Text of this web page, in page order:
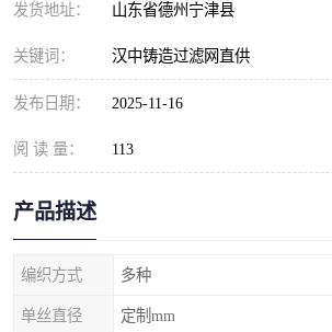
发货地址： 山东省德州宁津县
关键词： 汉中铸造过滤网直供
发布日期： 2025-11-16
阅 读 量： 113
产品描述
编织方式 多种
单丝直径 定制mm